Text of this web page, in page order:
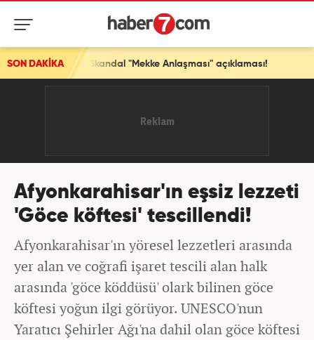
SON DAKİKA
"Mekke Anlaşması" açıklaması!
Afyonkarahisar'ın eşsiz lezzeti
'Göce köftesi' tescillendi!
Afyonkarahisar'ın yöresel lezzetleri arasında
yer alan ve coğrafi işaret tescili alan halk
arasında 'göce köddüsü' olark bilinen göce
köftesi yoğun ilgi görüyor. UNESCO'nun
Yaratıcı Şehirler Ağı'na dahil olan göce köftesi